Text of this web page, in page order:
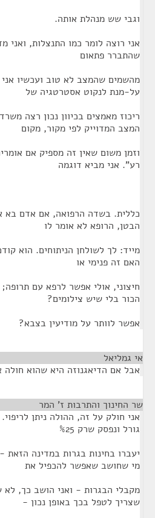
וגבי שש מנהלת אותה.
אני רוצה לומר כמו התנצלות,
שהתברר פתאום
מהשמים שהמצב לא טוב ועכשיו
על-מנת לנקוט אסטרטגיה של
ריכוז מאמצים בכיוון נכון רצה
המצב המדוייק לפי מקור, מקום
וזמן משום שאין זה מספיק אם
רע". אני מביא דוגמה
כללית. בשדה הרפואה, אם אדם בא
הבטן, הרופא לא אומר לו
מייד: לך לשולחן הניתוחים. הוא
האם זה פנימי או
חיצוני, אולי אפשר לרפא עם
הכור בלי שיש צילומים?
אפשר לוותר על מודיעין בצבא?
אי גמליאל
אבל אם הדיאגנוזה היא שהוא חולה
שר החינוך והתרבות ז' המר
אני חולק על זה, ההולה ניתן
גורל ונפסק שרק %25
יעברו בחינות בגרות במדינה
מי שחושב שאפשר להכפיל את
מקבלי הבגרות - ואני הושב כך, לא
שצריך לטפל בכך באופן נכון -